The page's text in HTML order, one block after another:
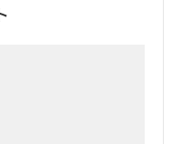
トを考慮した改革支援